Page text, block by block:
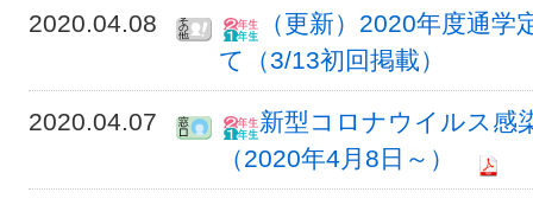
2020.04.08
（更新）2020年度通
て（3/13初回掲載）
2020.04.07
新型コロナウイルス感
（2020年4月8日～）